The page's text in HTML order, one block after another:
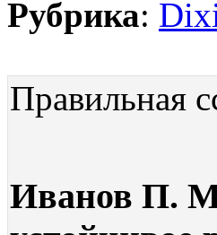
Рубрика:
Правильная
Иванов П.